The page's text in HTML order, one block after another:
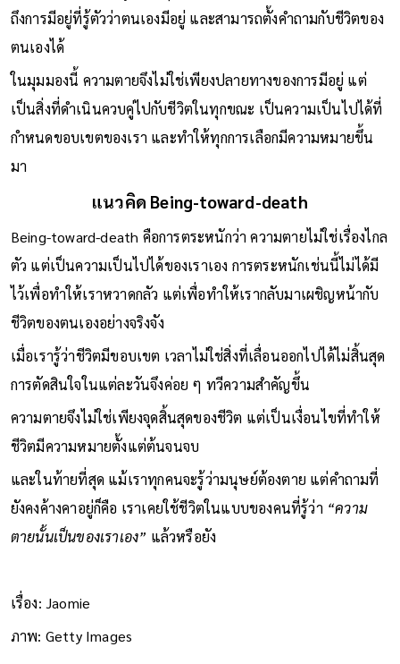
ถึงการมีอยู่ที่รู้ตัวว่าตนเองมีอยู่ และสามารถตั้งคำถามกับชีวิตของ
ตนเองได้
ในมุมมองนี้ ความตายจึงไม่ใช่เพียงปลายทางของการมีอยู่ แต่
เป็นสิ่งที่ดำเนินควบคู่ไปกับชีวิตในทุกขณะ เป็นความเป็นไปได้ที่
กำหนดขอบเขตของเรา และทำให้ทุกการเลือกมีความหมายขึ้น
มา
แนวคิด Being-toward-death
Being-toward-death คือการตระหนักว่า ความตายไม่ใช่เรื่องไกล
ตัว แต่เป็นความเป็นไปได้ของเราเอง การตระหนักเช่นนี้ไม่ได้มี
ไว้เพื่อทำให้เราหวาดกลัว แต่เพื่อทำให้เรากลับมาเผชิญหน้ากับ
ชีวิตของตนเองอย่างจริงจัง
เมื่อเรารู้ว่าชีวิตมีขอบเขต เวลาไม่ใช่สิ่งที่เลื่อนออกไปได้ไม่สิ้นสุด
การตัดสินใจในแต่ละวันจึงค่อย ๆ ทวีความสำคัญขึ้น
ความตายจึงไม่ใช่เพียงจุดสิ้นสุดของชีวิต แต่เป็นเงื่อนไขที่ทำให้
ชีวิตมีความหมายตั้งแต่ต้นจนจบ
และในท้ายที่สุด แม้เราทุกคนจะรู้ว่ามนุษย์ต้องตาย แต่คำถามที่
ยังคงค้างคาอยู่ก็คือ เราเคยใช้ชีวิตในแบบของคนที่รู้ว่า “ความ
ตายนั้นเป็นของเราเอง” แล้วหรือยัง
เรื่อง: Jaomie
ภาพ: Getty Images